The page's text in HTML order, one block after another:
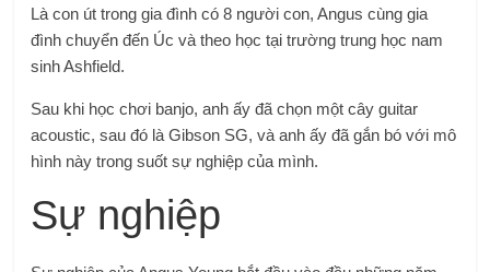
Là con út trong gia đình có 8 người con, Angus cùng gia
đình chuyển đến Úc và theo học tại trường trung học nam
sinh Ashfield.
Sau khi học chơi banjo, anh ấy đã chọn một cây guitar
acoustic, sau đó là Gibson SG, và anh ấy đã gắn bó với mô
hình này trong suốt sự nghiệp của mình.
Sự nghiệp